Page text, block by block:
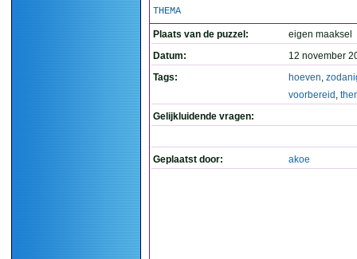
THEMA
Plaats van de puzzel:
eigen maaksel
Datum:
12 november
Tags:
hoeven,
voorbereid ,
Gelijkluidende vragen:
Geplaatst door: akoe